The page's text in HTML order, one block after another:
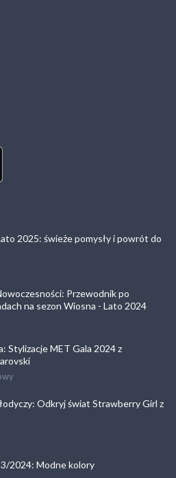
2025: świeże pomysły i powrót do
Przewodnik po
na sezon Wiosna - Lato 2024
Stylizacje MET Gala 2024 z
Odkryj świat Strawberry Girl z
2024: Modne kolory